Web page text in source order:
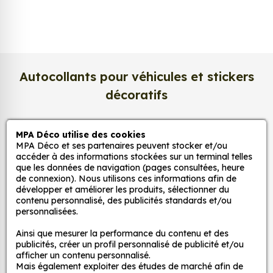
légèrement satiné. Ce support haut de gamme
garantit une excellente stabilité dans le temps, une
surface lisse au toucher, et une fidélité des teintes
éclat, sans reflets gênants ni décoloration due à la
lumière.
Une impression photo professionnelle
haute définition
Chaque affiche est produite avec desencres
pigmentaires de dernière génération
rendu d’image précis et durable. Nos imprimantes
grand format sont calibrées pour reproduire
fidèlement les couleurs de votre fichier, qu’il
Autocollants pour véhicules et stickers
décoratifs
MPA Déco
Nos services
Nos sites
Mon Compte
MPA Déco utilise des cookies
MPA Déco et ses partenaires peuvent stocker et/ou
accéder à des informations stockées sur un terminal telles
que les données de navigation (pages consultées, heure
de connexion). Nous utilisons ces informations afin de
développer et améliorer les produits, sélectionner du
contenu personnalisé, des publicités standards et/ou
personnalisées.
Ainsi que mesurer la performance du contenu et des
publicités, créer un profil personnalisé de publicité et/ou
afficher un contenu personnalisé.
Mais également exploiter des études de marché afin de